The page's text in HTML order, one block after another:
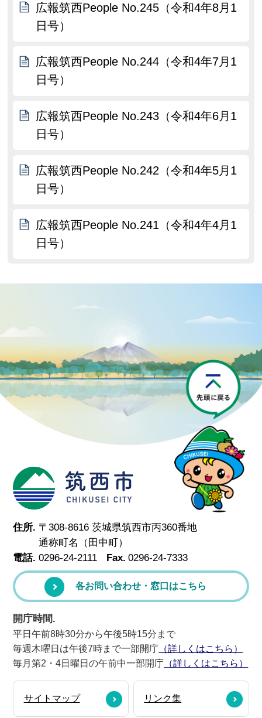
広報筑西People No.245（令和4年8月1
日号）
広報筑西People No.244（令和4年7月1
日号）
広報筑西People No.243（令和4年6月1
日号）
広報筑西People No.242（令和4年5月1
日号）
広報筑西People No.241（令和4年4月1
日号）
筑西市
住所. 〒308-8616 茨城県筑西市丙360番地
通称町名（田中町）
電話. 0296-24-2111 Fax. 0296-24-7333
各お問い合わせ・窓口はこちら
開庁時間.
平日午前8時30分から午後5時15分まで
毎週木曜日は午後7時まで一部開庁 （詳しくはこちら）
毎月第2・4日曜日の午前中一部開庁 （詳しくはこちら）
サイトマップ リンク集